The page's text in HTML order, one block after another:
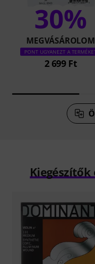
30%
MEGVÁSÁROLOM
PONT UGYANEZT A
2 699 Ft
Kiegészítők